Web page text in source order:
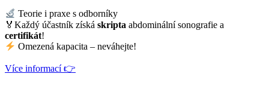
Teorie i praxe s odborníky
🏅Každý účastník získá skripta abdominální sonografie a
certifikát!
Omezená kapacita – neváhejte!
Více informací 👉